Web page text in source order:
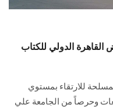
الدولي للكتاب
للارتقاء بمستوي
وحرصاً من الجامعة علي